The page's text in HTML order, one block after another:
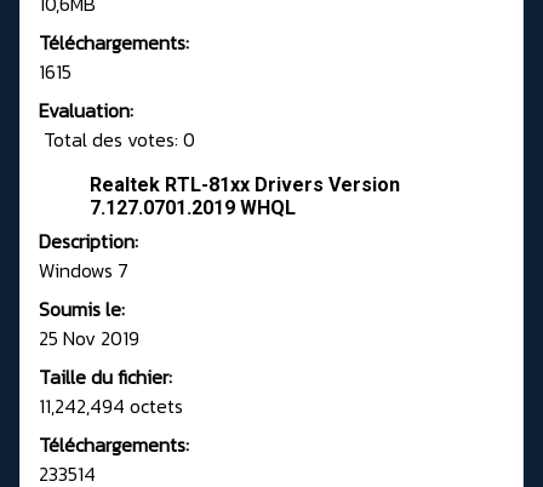
Téléchargements:
1615
Evaluation:
Total des votes: 0
Realtek RTL-81xx Drivers Version
7.127.0701.2019 WHQL
Description:
Windows 7
Soumis le:
25 Nov 2019
Taille du fichier:
11,242,494 octets
Téléchargements:
233514